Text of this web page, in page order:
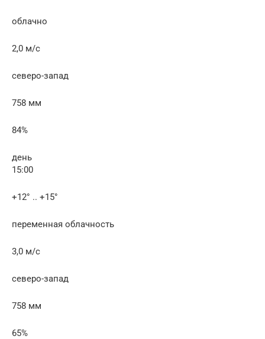
облачно
2,0 м/с
северо-запад
758 мм
84%
день
15:00
+12° .. +15°
переменная облачность
3,0 м/с
северо-запад
758 мм
65%